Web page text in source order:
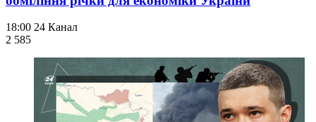
18:00 24 Канал
2 585